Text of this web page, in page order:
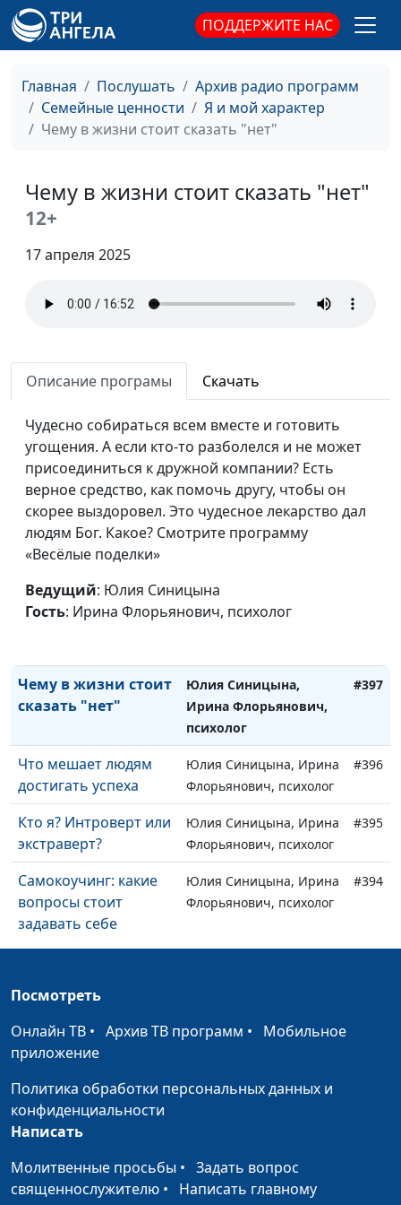
ПОДДЕРЖИТЕ НАС
Главная Послушать
Архив радио программ
Семейные ценности
Я и мой характер
Чему в жизни стоит сказать "нет"
Чему в жизни стоит сказать "нет"
12+
17 апреля 2025
Описание програмы Скачать
Чудесно собираться всем вместе и готовить
угощения. А если кто-то разболелся и не может
присоединиться к дружной компании? Есть
верное средство, как помочь другу, чтобы он
скорее выздоровел. Это чудесное лекарство дал
людям Бог. Какое? Смотрите программу
«Весёлые поделки»
Ведущий: Юлия Синицына
Гость: Ирина Флорьянович, психолог
понимание?
Кто я и чего хочу от
Юлия Синицына, Ирина
#406
Как справиться с
многозадачностью
Юлия Синицына, Ирина
Флорьянович, психолог
на нашу жизнь
Флорьянович, психолог
Как справиться с
финансовой
нестабильностью
Культура
самооценку
Юлия Синицына, Ирина
#402
между работой и
личной жизнью
Флорьянович, психолог
Как преодолеть
страхи и фобии
Юлия Синицына, Ирина
Флорьянович, психолог
Как избавиться от
Юлия Синицына, Ирина
Прощение: сила,
которая изменяет
Юлия Синицына, Ирина
Чему в жизни стоит
сказать "нет"
Юлия Синицына,
Ирина Флорьянович,
психолог
#397
Что мешает людям
достигать успеха
Юлия Синицына, Ирина
Флорьянович, психолог
#396
Кто я? Интроверт или
экстраверт?
Юлия Синицына, Ирина
Флорьянович, психолог
#395
Самокоучинг: какие
вопросы стоит
задавать себе
Юлия Синицына, Ирина
Флорьянович, психолог
#394
формировать
привычки
Флорьянович, психолог
Чем опасно
стремление к идеалу
Юлия Синицына, Алина
Как восстановить
вегетативную
Юлия Синицына, Алина
Караченцева,
Посмотреть
Онлайн ТВ • Архив ТВ программ • Мобильное
приложение
Политика обработки персональных данных и
конфиденциальности
Написать
Молитвенные просьбы • Задать вопрос
священнослужителю • Написать главному